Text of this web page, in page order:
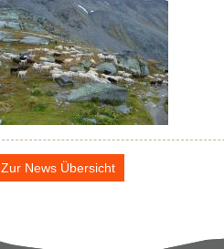
Zur News Übersicht